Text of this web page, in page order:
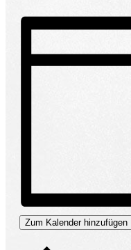
Zum Kalender hinzufügen